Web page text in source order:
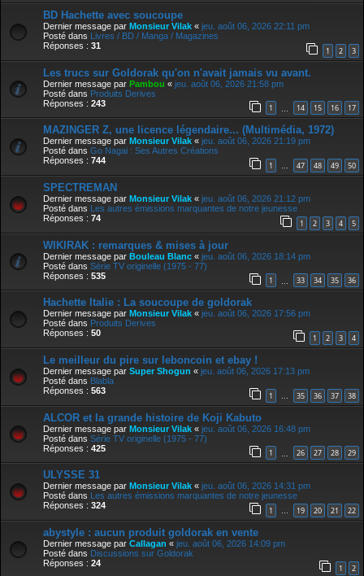
BD Hachette avec soucoupe
Dernier message par Monsieur Vilak « jeu. août 06, 2026 22:11 pm
Posté dans Livres / BD / Manga / Magazines
Réponses : 31 1 2 3
Les trucs sur Goldorak qu'on n'avait jamais vu avant.
Dernier message par Pambou « jeu. août 06, 2026 21:58 pm
Posté dans Produits Derives
Réponses : 243 1 14 15 16 17
MAZINGER Z, une licence légendaire... (Multimédia, 1972)
Dernier message par Monsieur Vilak « jeu. août 06, 2026 21:19 pm
Posté dans Go Nagai : Ses Autres Créations
Réponses : 744 1 … 47 48 49 50
SPECTREMAN
Dernier message par Monsieur Vilak « jeu. août 06, 2026 21:12 pm
Posté dans Les autres émissions marquantes de notre jeunesse
Réponses : 74 1 2 3 4 5
WIKIRAK : remarques & mises à jour
Dernier message par Bouleau Blanc « jeu. août 06, 2026 18:14 pm
Posté dans Série TV originelle (1975 - 77)
Réponses : 535 1 33 34 35 36
Hachette Italie : La soucoupe de goldorak
Dernier message par Monsieur Vilak « jeu. août 06, 2026 17:56 pm
Posté dans Produits Derives
Réponses : 50 1 2 3 4
Le meilleur du pire sur leboncoin et ebay !
Dernier message par Super Shogun « jeu. août 06, 2026 17:13 pm
Posté dans Blabla
Réponses : 563 1 … 35 36 37 38
ALCOR et la grande histoire de Koji Kabuto
Dernier message par Monsieur Vilak « jeu. août 06, 2026 16:48 pm
Posté dans Série TV originelle (1975 - 77)
Réponses : 425 1 26 27 28 29
ULYSSE 31
Dernier message par Monsieur Vilak « jeu. août 06, 2026 14:31 pm
Posté dans
Les autres émissions marquantes de notre jeunesse
Réponses : 324 1 … 19 20 21 22
abystyle : aucun produit goldorak en vente
Dernier message par Callagan « jeu. août 06, 2026 14:09 pm
Posté dans Discussions sur Goldorak
Réponses : 24 1 2